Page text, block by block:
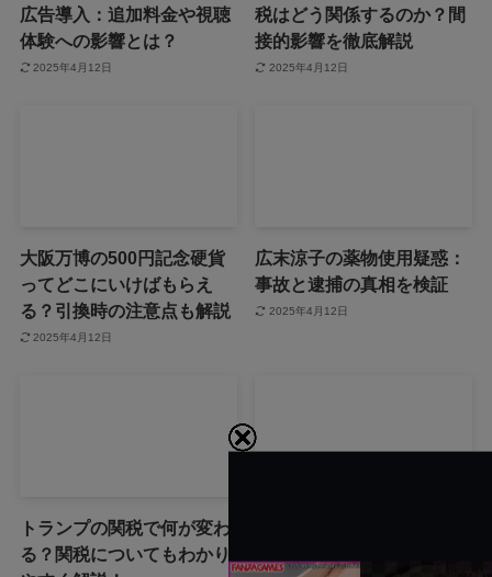
広告導入：追加料金や視聴
体験への影響とは？
2025年4月12日
税はどう関係するのか？間
接的影響を徹底解説
2025年4月12日
大阪万博の500円記念硬貨
ってどこにいけばもらえ
る？引換時の注意点も解説
2025年4月12日
広末涼子の薬物使用疑惑：
事故と逮捕の真相を検証
2025年4月12日
トランプの関税で何が変わ
る？関税についてもわかり